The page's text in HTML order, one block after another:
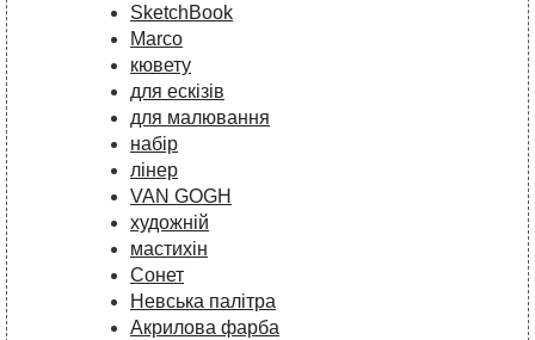
SketchBook
Marco
кювету
для ескізів
для малювання
набір
лінер
VAN GOGH
художній
мастихін
Сонет
Невська палітра
Акрилова фарба